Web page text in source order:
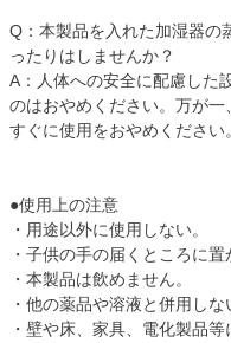
Q：本製品を入れた加湿器の
ったりはしませんか？
A：人体への安全に配慮した
のはおやめください。万が
すぐに使用をおやめください。
●使用上の注意
・用途以外に使用しない。
・子供の手の届くところに置
・本製品は飲めません。
・他の薬品や溶液と併用しな
・壁や床、家具、電化製品